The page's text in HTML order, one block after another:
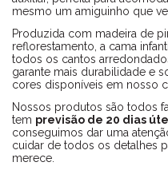
mesmo um amiguinho que
Produzida com madeira de
reflorestamento, a cama
todos os cantos
garante mais durabilidade e
cores disponíveis em nosso
Nossos produtos são todos
tem previsão de 20 dias
conseguimos dar uma
cuidar de todos os detalhes
merece.